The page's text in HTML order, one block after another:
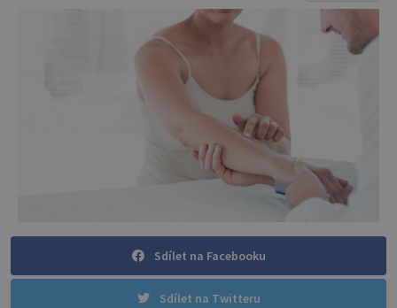
Sdílet na Facebooku
Sdílet na Twitteru